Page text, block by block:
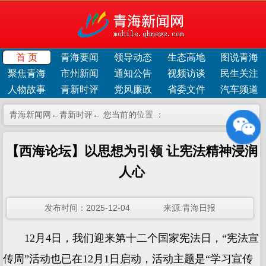
首 页 青海要闻 领导动态 生态高地
图说青海
聚焦青海
市州新闻 通知公告 视频访谈
民生关注
人物故事
青新时评 党风廉政 省委文件 汽车频道
青海新闻网← ← 您当前的位置 ：
青新时评
【西海论坛】以思想为引领 让宪法精神浸润
人心
发布时间：2025-12-04 来源:青海日报
12月4日，我们迎来第十二个国家宪法日，“宪法宣
传周”活动也已在12月1日启动，活动主题是“学习宣传